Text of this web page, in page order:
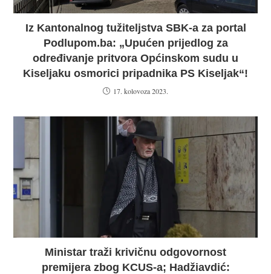
Iz Kantonalnog tužiteljstva SBK-a za portal
Podlupom.ba: „Upućen prijedlog za
određivanje pritvora Općinskom sudu u
Kiseljaku osmorici pripadnika PS Kiseljak“!
17. kolovoza 2023.
Ministar traži krivičnu odgovornost
premijera zbog KCUS-a; Hadžiavdić: